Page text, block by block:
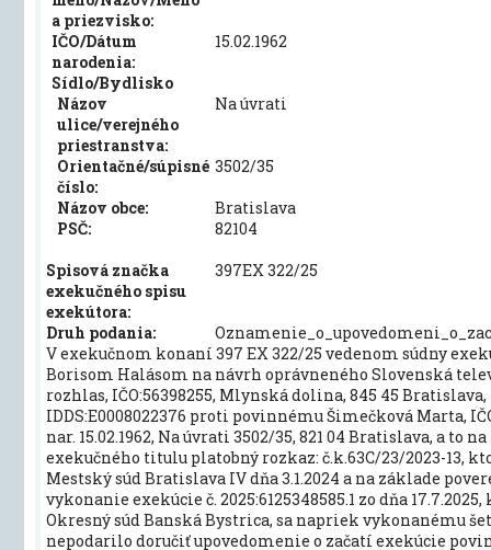
a priezvisko:
IČO/Dátum
narodenia:
15.02.1962
Sídlo/Bydlisko
Názov
ulice/verejného
priestranstva:
Na úvrati
Orientačné/súpisné
číslo:
3502/35
Názov obce:
Bratislava
PSČ:
82104
Spisová značka
exekučného spisu
exekútora:
397EX 322/25
Druh podania:
V exekučnom konaní 397 EX 322/25 vedenom súdny
Borisom Halásom na návrh oprávneného Slovenská
rozhlas, IČO:56398255, Mlynská dolina, 845 45 Bratislava,
IDDS:E0008022376 proti povinnému Šimečková Marta,
nar. 15.02.1962, Na úvrati 3502/35, 821 04 Bratislava, a to
exekučného titulu platobný rozkaz: č.k.63C/23/2023-13,
Mestský súd Bratislava IV dňa 3.1.2024 a na základe
vykonanie exekúcie č. 2025:6125348585.1 zo dňa
Okresný súd Banská Bystrica, sa napriek vykonanému
nepodarilo doručiť upovedomenie o začatí exekúcie